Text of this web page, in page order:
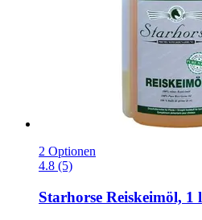
2 Optionen
4.8 (5)
Starhorse Reiskeimöl, 1 l